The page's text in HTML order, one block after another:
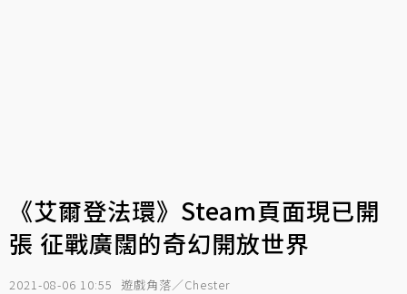
《艾爾登法環》Steam頁面現已開
張 征戰廣闊的奇幻開放世界
2021-08-06 10:55 遊戲角落／Chester